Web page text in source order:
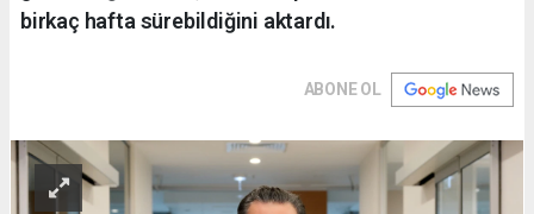
birkaç hafta sürebildiğini aktardı.
ABONE OL